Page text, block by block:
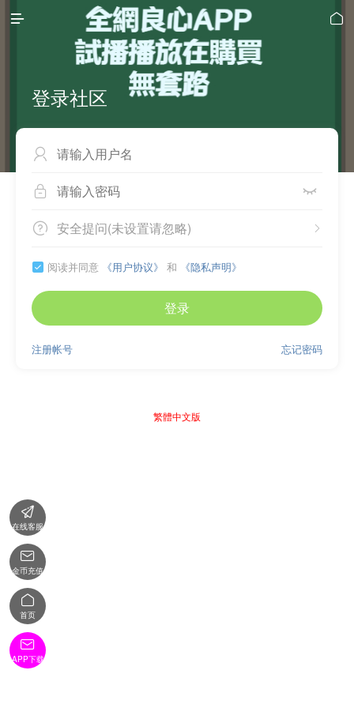
 
登录社区

 
 
安全提问(未设置请忽略)
 阅读并同意 《用户协议》 和 《隐私声明》
登录
忘记密码
注册帐号
繁體中文版

在线客服

金币充值

首页

APP下载